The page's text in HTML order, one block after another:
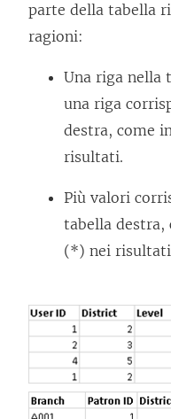
parte della tabella
ragioni:
Una riga nella
una riga
destra, come
risultati.
Più valori
tabella destra,
(*) nei